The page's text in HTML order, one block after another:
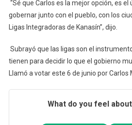
“Sé que Carlos es la mejor opción, es
gobernar junto con el pueblo, con los
Ligas Integradoras de Kanasín”, dijo.
Subrayó que las ligas son el
tienen para decidir lo que el gobierno
Llamó a votar este 6 de junio por Carlos
What do you feel